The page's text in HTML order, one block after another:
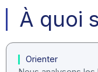
À quoi
Orienter